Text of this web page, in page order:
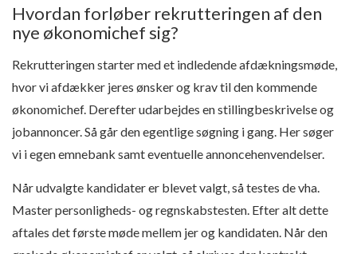
Hvordan forløber rekrutteringen af den
nye økonomichef sig?
Rekrutteringen starter med et indledende afdækningsmøde,
hvor vi afdækker jeres ønsker og krav til den kommende
økonomichef. Derefter udarbejdes en stillingbeskrivelse og
jobannoncer. Så går den egentlige søgning i gang. Her søger
vi i egen emnebank samt eventuelle annoncehenvendelser.
Når udvalgte kandidater er blevet valgt, så testes de vha.
Master personligheds- og regnskabstesten. Efter alt dette
aftales det første møde mellem jer og kandidaten. Når den